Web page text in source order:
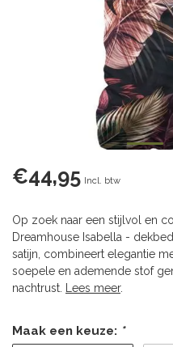
€44,95 Incl. btw
Op zoek naar een stijlvol en
Dreamhouse Isabella -
satijn, combineert elegantie
soepele en ademende stof
nachtrust.
Lees meer.
Maak een keuze: *